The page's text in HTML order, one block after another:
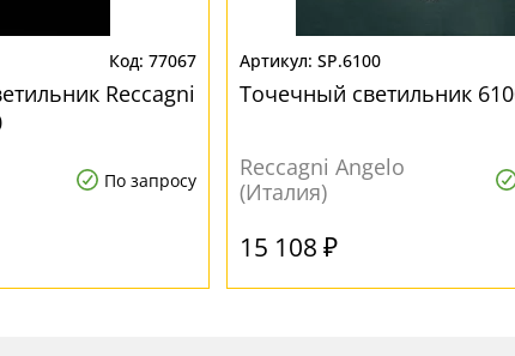
77067
Reccagni
По запросу
SP.6100
Точечный светильник
Reccagni Angelo
(Италия)
15 108 ₽